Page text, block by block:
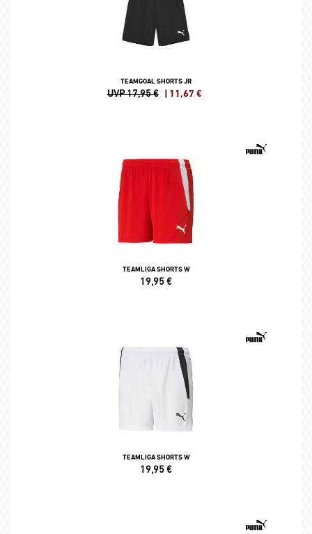
TEAMGOAL SHORTS JR
UVP 17,95 € | 11,67 €
TEAMLIGA SHORTS W
19,95€
TEAMLIGA SHORTS W
19,95€